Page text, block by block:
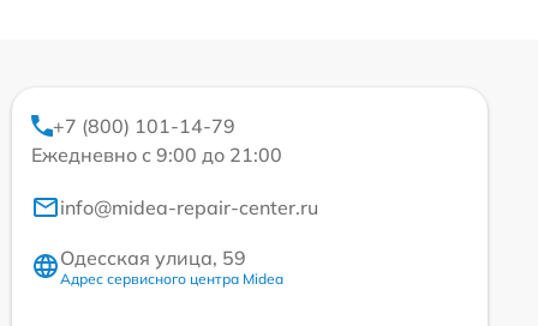
+7 (800) 101-14-79
Ежедневно с 9:00 до 21:00
info@midea-repair-center.ru
Одесская улица, 59
Адрес сервисного центра Midea